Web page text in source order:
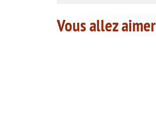
Vous allez aimer